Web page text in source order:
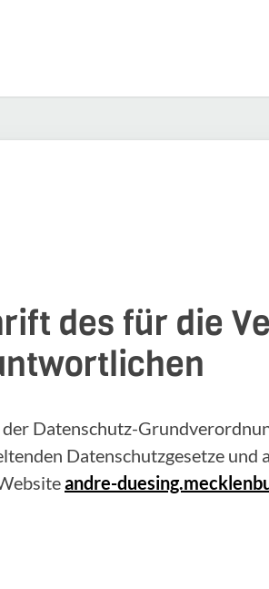
des für die
Datenschutz-
Datenschutzgesetze und
andre-